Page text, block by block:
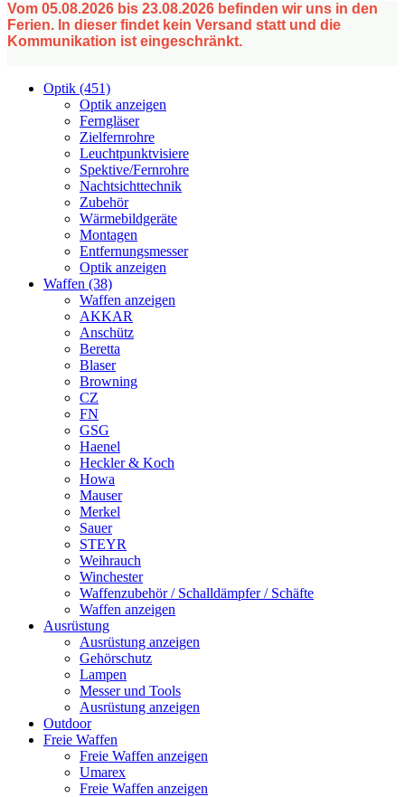
Vom 05.08.2026 bis 23.08.2026 befinden wir uns in den
Ferien. In dieser findet kein Versand statt und die
Kommunikation ist eingeschränkt.
Optik (451)
Optik anzeigen
Ferngläser
Zielfernrohre
Leuchtpunktvisiere
Spektive/Fernrohre
Nachtsichttechnik
Zubehör
Wärmebildgeräte
Montagen
Entfernungsmesser
Optik anzeigen
Waffen (38)
Waffen anzeigen
AKKAR
Anschütz
Beretta
Blaser
Browning
CZ
FN
GSG
Haenel
Heckler & Koch
Howa
Mauser
Merkel
Sauer
STEYR
Weihrauch
Winchester
Waffenzubehör / Schalldämpfer / Schäfte
Waffen anzeigen
Ausrüstung
Ausrüstung anzeigen
Gehörschutz
Lampen
Messer und Tools
Ausrüstung anzeigen
Outdoor
Freie Waffen
Freie Waffen anzeigen
Umarex
Freie Waffen anzeigen